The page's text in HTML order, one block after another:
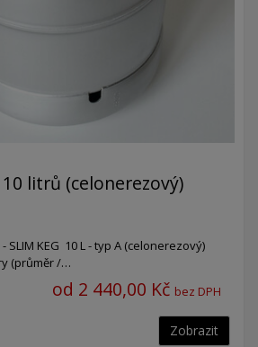
10 litrů (celonerezový)
- SLIM KEG 10 L - typ A (celonerezový)
(průměr /…
od 2 440,00 Kč bez DPH
Zobrazit